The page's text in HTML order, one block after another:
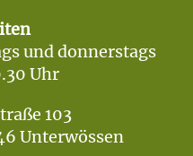
und donnerstags
Uhr
103
Unterwössen